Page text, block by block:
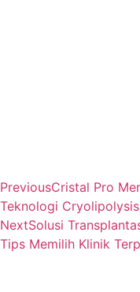
PreviousCristal Pro
Teknologi Cryolipolysis
NextSolusi
Tips Memilih Klinik